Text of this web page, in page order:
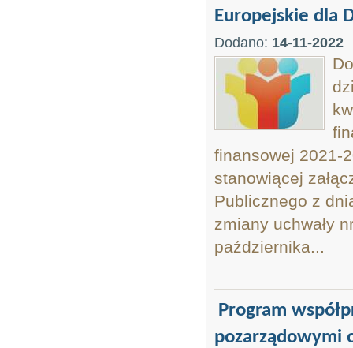
Europejskie dla
Dodano: 14-11-2022
finansowej 2021-
stanowiącej
Publicznego z
zmiany uchwały
października...
Program
pozarządowymi